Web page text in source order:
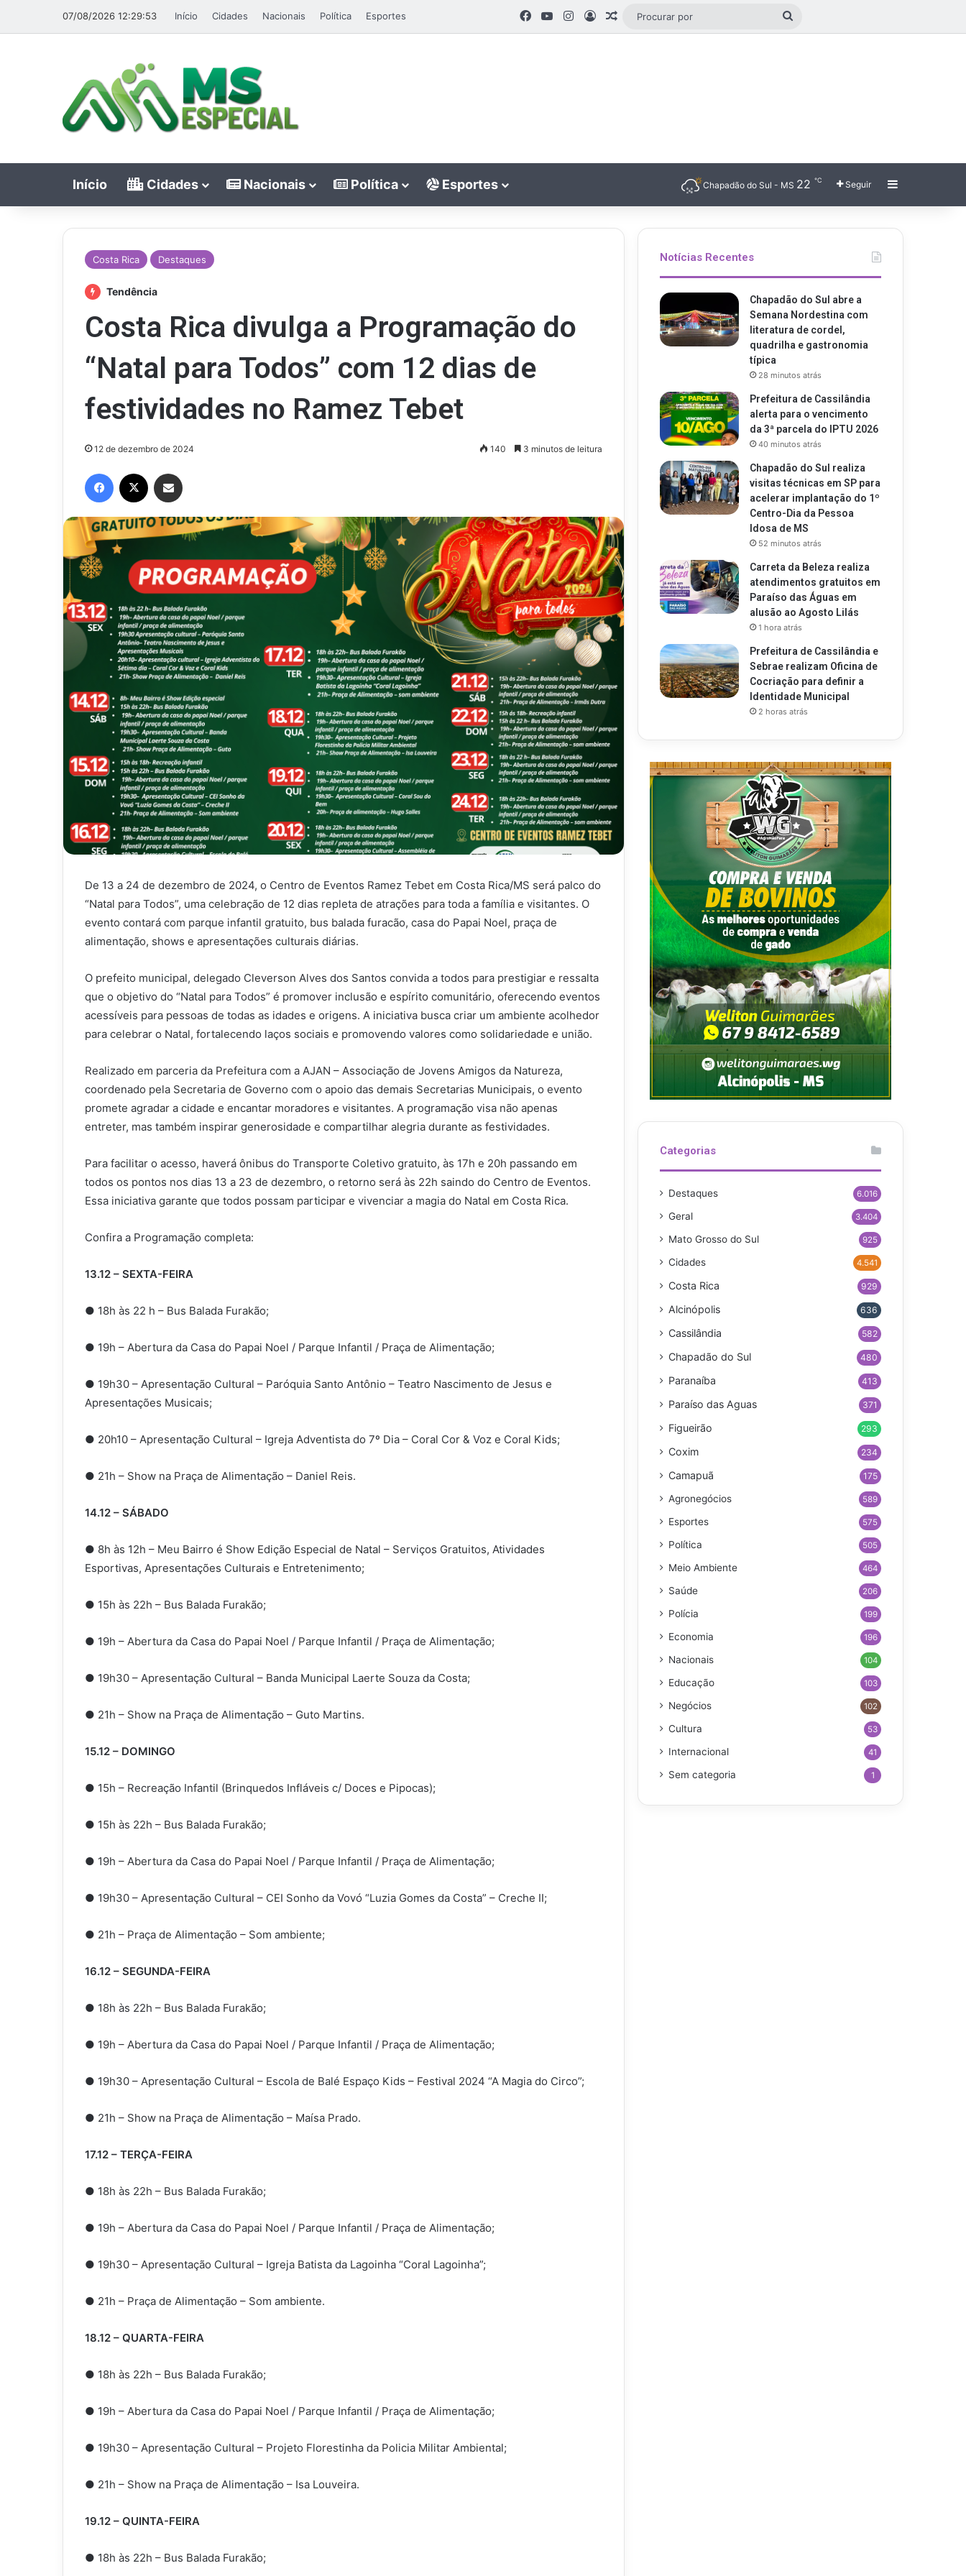
07/08/2026 12:29:53 Início Cidades Nacionais Política Esportes Facebook
YouTubeInstagram
EntrarArtigo aleatório
Início Cidades Nacionais Política Esportes Chapadão do Sul - MS 22 ℃ Seguir Barra Lateral
Costa Rica Destaques
Tendência
Costa Rica divulga a Programação do
“Natal para Todos” com 12 dias de
festividades no Ramez Tebet
12 de dezembro de 2024 140 3 minutos de leitura
Facebook
De 13 a 24 de dezembro de 2024, o Centro de Eventos Ramez Tebet em Costa Rica/MS será palco do
“Natal para Todos”, uma celebração de 12 dias repleta de atrações para toda a família e visitantes. O
evento contará com parque infantil gratuito, bus balada furacão, casa do Papai Noel, praça de
alimentação, shows e apresentações culturais diárias.
O prefeito municipal, delegado Cleverson Alves dos Santos convida a todos para prestigiar e ressalta
que o objetivo do “Natal para Todos” é promover inclusão e espírito comunitário, oferecendo eventos
acessíveis para pessoas de todas as idades e origens. A iniciativa busca criar um ambiente acolhedor
para celebrar o Natal, fortalecendo laços sociais e promovendo valores como solidariedade e união.
Realizado em parceria da Prefeitura com a AJAN – Associação de Jovens Amigos da Natureza,
coordenado pela Secretaria de Governo com o apoio das demais Secretarias Municipais, o evento
promete agradar a cidade e encantar moradores e visitantes. A programação visa não apenas
entreter, mas também inspirar generosidade e compartilhar alegria durante as festividades.
Para facilitar o acesso, haverá ônibus do Transporte Coletivo gratuito, às 17h e 20h passando em
todos os pontos nos dias 13 a 23 de dezembro, o retorno será às 22h saindo do Centro de Eventos.
Essa iniciativa garante que todos possam participar e vivenciar a magia do Natal em Costa Rica.
Confira a Programação completa:
13.12 – SEXTA-FEIRA
● 18h às 22 h – Bus Balada Furakão;
● 19h – Abertura da Casa do Papai Noel / Parque Infantil / Praça de Alimentação;
● 19h30 – Apresentação Cultural – Paróquia Santo Antônio – Teatro Nascimento de Jesus e
Apresentações Musicais;
● 20h10 – Apresentação Cultural – Igreja Adventista do 7º Dia – Coral Cor & Voz e Coral Kids;
● 21h – Show na Praça de Alimentação – Daniel Reis.
14.12 – SÁBADO
● 8h às 12h – Meu Bairro é Show Edição Especial de Natal – Serviços Gratuitos, Atividades
Esportivas, Apresentações Culturais e Entretenimento;
● 15h às 22h – Bus Balada Furakão;
● 19h – Abertura da Casa do Papai Noel / Parque Infantil / Praça de Alimentação;
● 19h30 – Apresentação Cultural – Banda Municipal Laerte Souza da Costa;
● 21h – Show na Praça de Alimentação – Guto Martins.
15.12 – DOMINGO
● 15h – Recreação Infantil (Brinquedos Infláveis c/ Doces e Pipocas);
● 15h às 22h – Bus Balada Furakão;
● 19h – Abertura da Casa do Papai Noel / Parque Infantil / Praça de Alimentação;
● 19h30 – Apresentação Cultural – CEI Sonho da Vovó “Luzia Gomes da Costa” – Creche II;
● 21h – Praça de Alimentação – Som ambiente;
16.12 – SEGUNDA-FEIRA
● 18h às 22h – Bus Balada Furakão;
● 19h – Abertura da Casa do Papai Noel / Parque Infantil / Praça de Alimentação;
● 19h30 – Apresentação Cultural – Escola de Balé Espaço Kids – Festival 2024 “A Magia do Circo”;
● 21h – Show na Praça de Alimentação – Maísa Prado.
17.12 – TERÇA-FEIRA
● 18h às 22h – Bus Balada Furakão;
● 19h – Abertura da Casa do Papai Noel / Parque Infantil / Praça de Alimentação;
● 19h30 – Apresentação Cultural – Igreja Batista da Lagoinha “Coral Lagoinha”;
● 21h – Praça de Alimentação – Som ambiente.
18.12 – QUARTA-FEIRA
● 18h às 22h – Bus Balada Furakão;
● 19h – Abertura da Casa do Papai Noel / Parque Infantil / Praça de Alimentação;
● 19h30 – Apresentação Cultural – Projeto Florestinha da Policia Militar Ambiental;
● 21h – Show na Praça de Alimentação – Isa Louveira.
19.12 – QUINTA-FEIRA
● 18h às 22h – Bus Balada Furakão;
Notícias Recentes
Chapadão do Sul abre a
Semana Nordestina com
literatura de cordel,
quadrilha e gastronomia
típica
28 minutos atrás
Prefeitura de Cassilândia
alerta para o vencimento
da 3ª parcela do IPTU 2026
40 minutos atrás
Chapadão do Sul realiza
visitas técnicas em SP para
acelerar implantação do 1º
Centro-Dia da Pessoa
Idosa de MS
52 minutos atrás
Carreta da Beleza realiza
atendimentos gratuitos em
Paraíso das Águas em
alusão ao Agosto Lilás
1 hora atrás
Prefeitura de Cassilândia e
Sebrae realizam Oficina de
Cocriação para definir a
Identidade Municipal
2 horas atrás
Categorias
Destaques 6.016
Geral 3.404
Mato Grosso do Sul 925
Cidades 4.541
Costa Rica 929
Alcinópolis 636
Cassilândia 582
Chapadão do Sul 480
Paranaíba 413
Paraíso das Aguas 371
Figueirão 293
Coxim 234
Camapuã 175
Agronegócios 589
Esportes 575
Política 505
Meio Ambiente 464
Saúde 206
Polícia 199
Economia 196
Nacionais 104
Educação 103
Negócios 102
Cultura 53
Internacional 41
Sem categoria 1